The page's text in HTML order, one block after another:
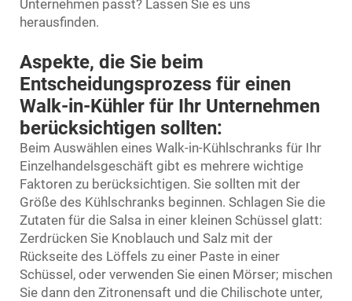
Unternehmen passt? Lassen Sie es uns
herausfinden.
Aspekte, die Sie beim
Entscheidungsprozess für einen
Walk-in-Kühler für Ihr Unternehmen
berücksichtigen sollten:
Beim Auswählen eines Walk-in-Kühlschranks für Ihr
Einzelhandelsgeschäft gibt es mehrere wichtige
Faktoren zu berücksichtigen. Sie sollten mit der
Größe des Kühlschranks beginnen. Schlagen Sie die
Zutaten für die Salsa in einer kleinen Schüssel glatt:
Zerdrücken Sie Knoblauch und Salz mit der
Rückseite des Löffels zu einer Paste in einer
Schüssel, oder verwenden Sie einen Mörser; mischen
Sie dann den Zitronensaft und die Chilischote unter,